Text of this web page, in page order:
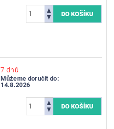
7 dnů
Můžeme doručit do:
14.8.2026